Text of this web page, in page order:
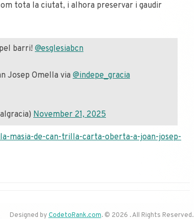
tota la ciutat, i alhora preservar i gaudir
barri! @esglesiabcn
Josep Omella via @indepe_gracia
November 21, 2025
masia-de-can-trilla-carta-oberta-a-joan-josep-
Designed byCodetoRank.com. © 2026 . All Rights Reserved.